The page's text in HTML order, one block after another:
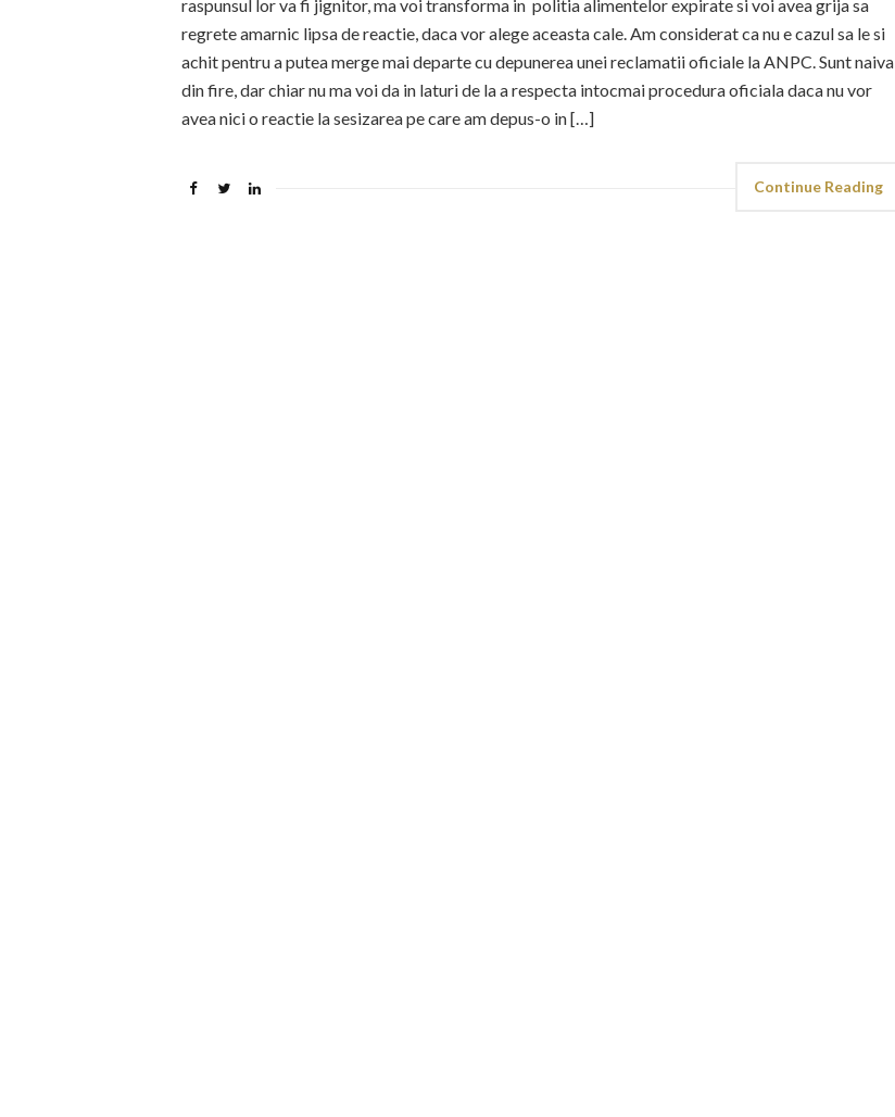
raspunsul lor va fi jignitor, ma voi transforma in politia alimentelor expirate si voi avea grija sa
regrete amarnic lipsa de reactie, daca vor alege aceasta cale. Am considerat ca nu e cazul sa le si
achit pentru a putea merge mai departe cu depunerea unei reclamatii oficiale la ANPC. Sunt naiva
din fire, dar chiar nu ma voi da in laturi de la a respecta intocmai procedura oficiala daca nu vor
avea nici o reactie la sesizarea pe care am depus-o in […]
Continue Reading